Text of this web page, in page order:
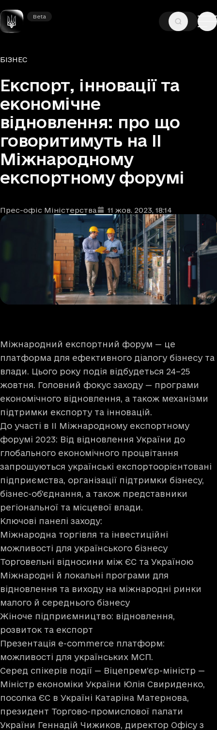
Beta
Beta
ГОЛОВНА
Рубрики
БІЗНЕС
Експорт, інновації та
економічне
відновлення: про що
говоритимуть на ІІ
Міжнародному
експортному форумі
Автори
Прес-офіс Міністерства
Дата та час публікації: 11 жов. 2023, 18:14
Міжнародний експортний форум — це
платформа для ефективного діалогу бізнесу та
влади. Цього року подія відбудеться 24–25
жовтня. Головний фокус заходу — програми
економічного відновлення, а також механізми
підтримки експорту та інновацій.
До участі в II Міжнародному експортному
форумі 2023: Від відновлення України до
глобального економічного процвітання
запрошуються українські експортоорієнтовані
підприємства, організації підтримки бізнесу,
бізнес-об’єднання, а також представники
регіональної та місцевої влади.
Ключові панелі заходу:
Міжнародна торгівля та інвестиційні
можливості для українського бізнесу
Торговельні відносини між ЄС та Україною
Міжнародні й локальні програми для
відновлення та виходу на міжнародні ринки
малого й середнього бізнесу
Жіноче підприємництво: відновлення,
розвиток та експорт
Презентація e-commerce платформ:
можливості для українських МСП.
Серед спікерів події — Віцепрем’єр-міністр —
Міністр економіки України Юлія Свириденко,
посолка ЄС в Україні Катаріна Матернова,
президент Торгово-промислової палати
України Геннадій Чижиков, директор Офісу з